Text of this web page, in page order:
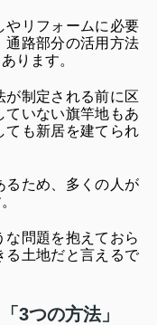
やリフォームに必要
通路部分の活用方法
ります。
が制定される前に区
ていない旗竿地もあ
ても新居を建てられ
るため、多くの人が
な問題を抱えておら
る土地だと言えるで
3つの方法」